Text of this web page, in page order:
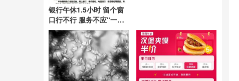
银行午休1.5小时 留个窗
口行不行 服务不应“一关
了之”